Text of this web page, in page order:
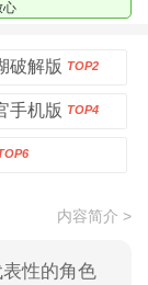
心
破解版 TOP2
手机版 TOP4
内容简介 >
表性的角色